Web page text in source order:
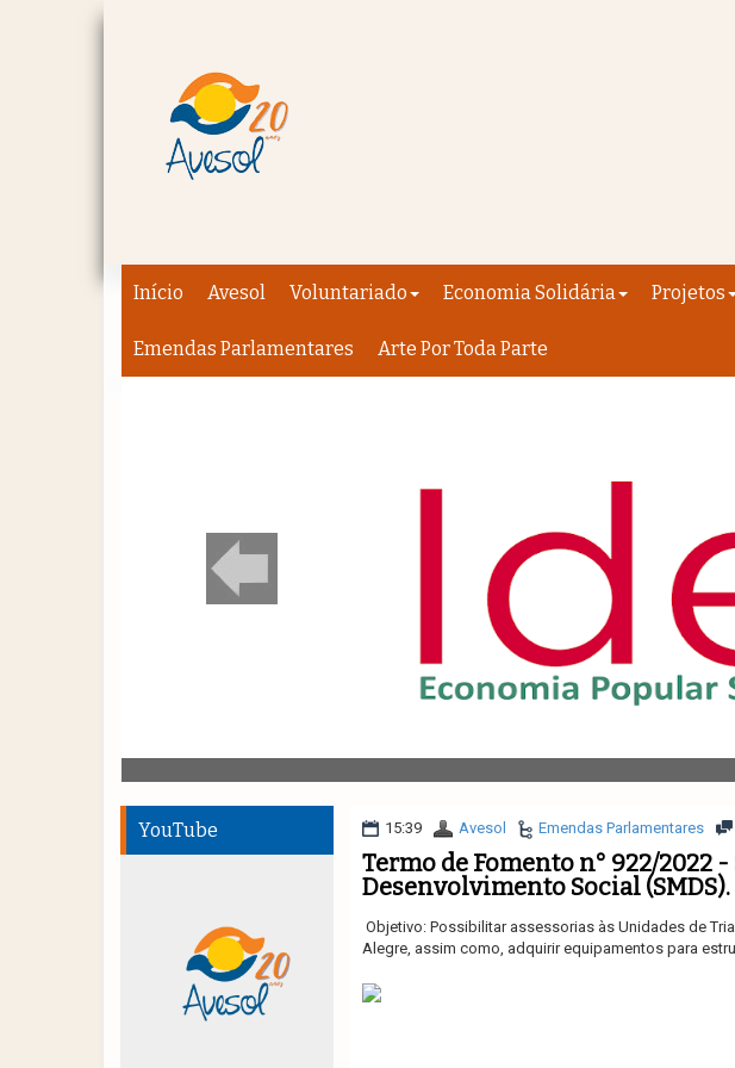
Início Avesol Voluntariado Economia Solidária Projetos
Emendas Parlamentares Arte Por Toda Parte
15:39 Avesol Emendas Parlamentares
Termo de Fomento n° 922/2022
Desenvolvimento Social (SMDS).
Objetivo: Possibilitar assessorias às Unidades de
Alegre, assim como, adquirir equipamentos para
YouTube